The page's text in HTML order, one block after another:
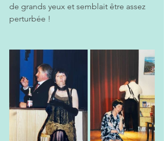
de grands yeux et semblait être assez
perturbée !